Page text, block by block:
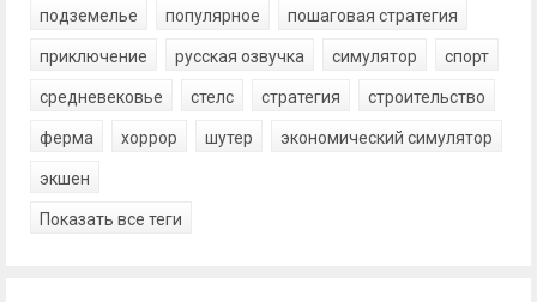
подземелье популярное пошаговая стратегия
приключение русская озвучка симулятор спорт
средневековье стелс стратегия строительство
ферма хоррор шутер экономический симулятор
экшен
Показать все теги